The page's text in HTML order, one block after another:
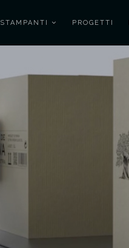
STAMPANTI PROGETTI